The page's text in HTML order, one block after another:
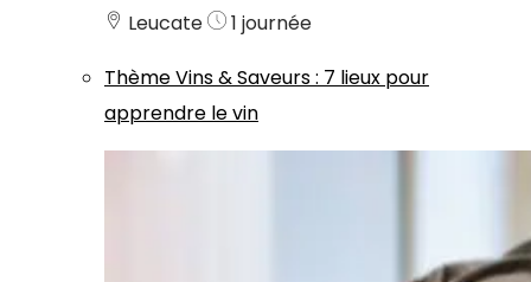
Leucate
1 journée
ThèmeVins & Saveurs: 7 lieux pour
apprendre le vin